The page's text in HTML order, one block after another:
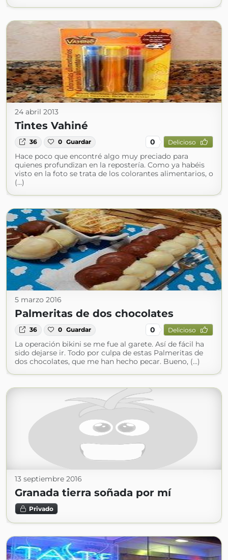
24 abril 2013
Tintes Vahiné
36 0 Guardar 0 Delicioso
Hace poco que encontré algo muy preciado para
quienes profundizan en la repostería. Como ya habéis
visto en la foto se trata de los colorantes alimentarios, o
(...)
5 marzo 2016
Palmeritas de dos chocolates
36 0 Guardar 0 Delicioso
La operación bikini se me fue al garete. Así de fácil ha
sido dejarse ir. Todo por culpa de estas Palmeritas de
dos chocolates, que me han hecho pecar. Bueno, (...)
13 septiembre 2016
Granada tierra soñada por mí
Privado